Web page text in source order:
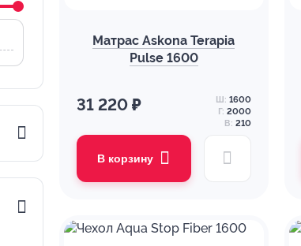
Матрас Askona Terapia
Pulse 1600
31 220 ₽ Ш: 1600
Г: 2000
В: 210
В корзину